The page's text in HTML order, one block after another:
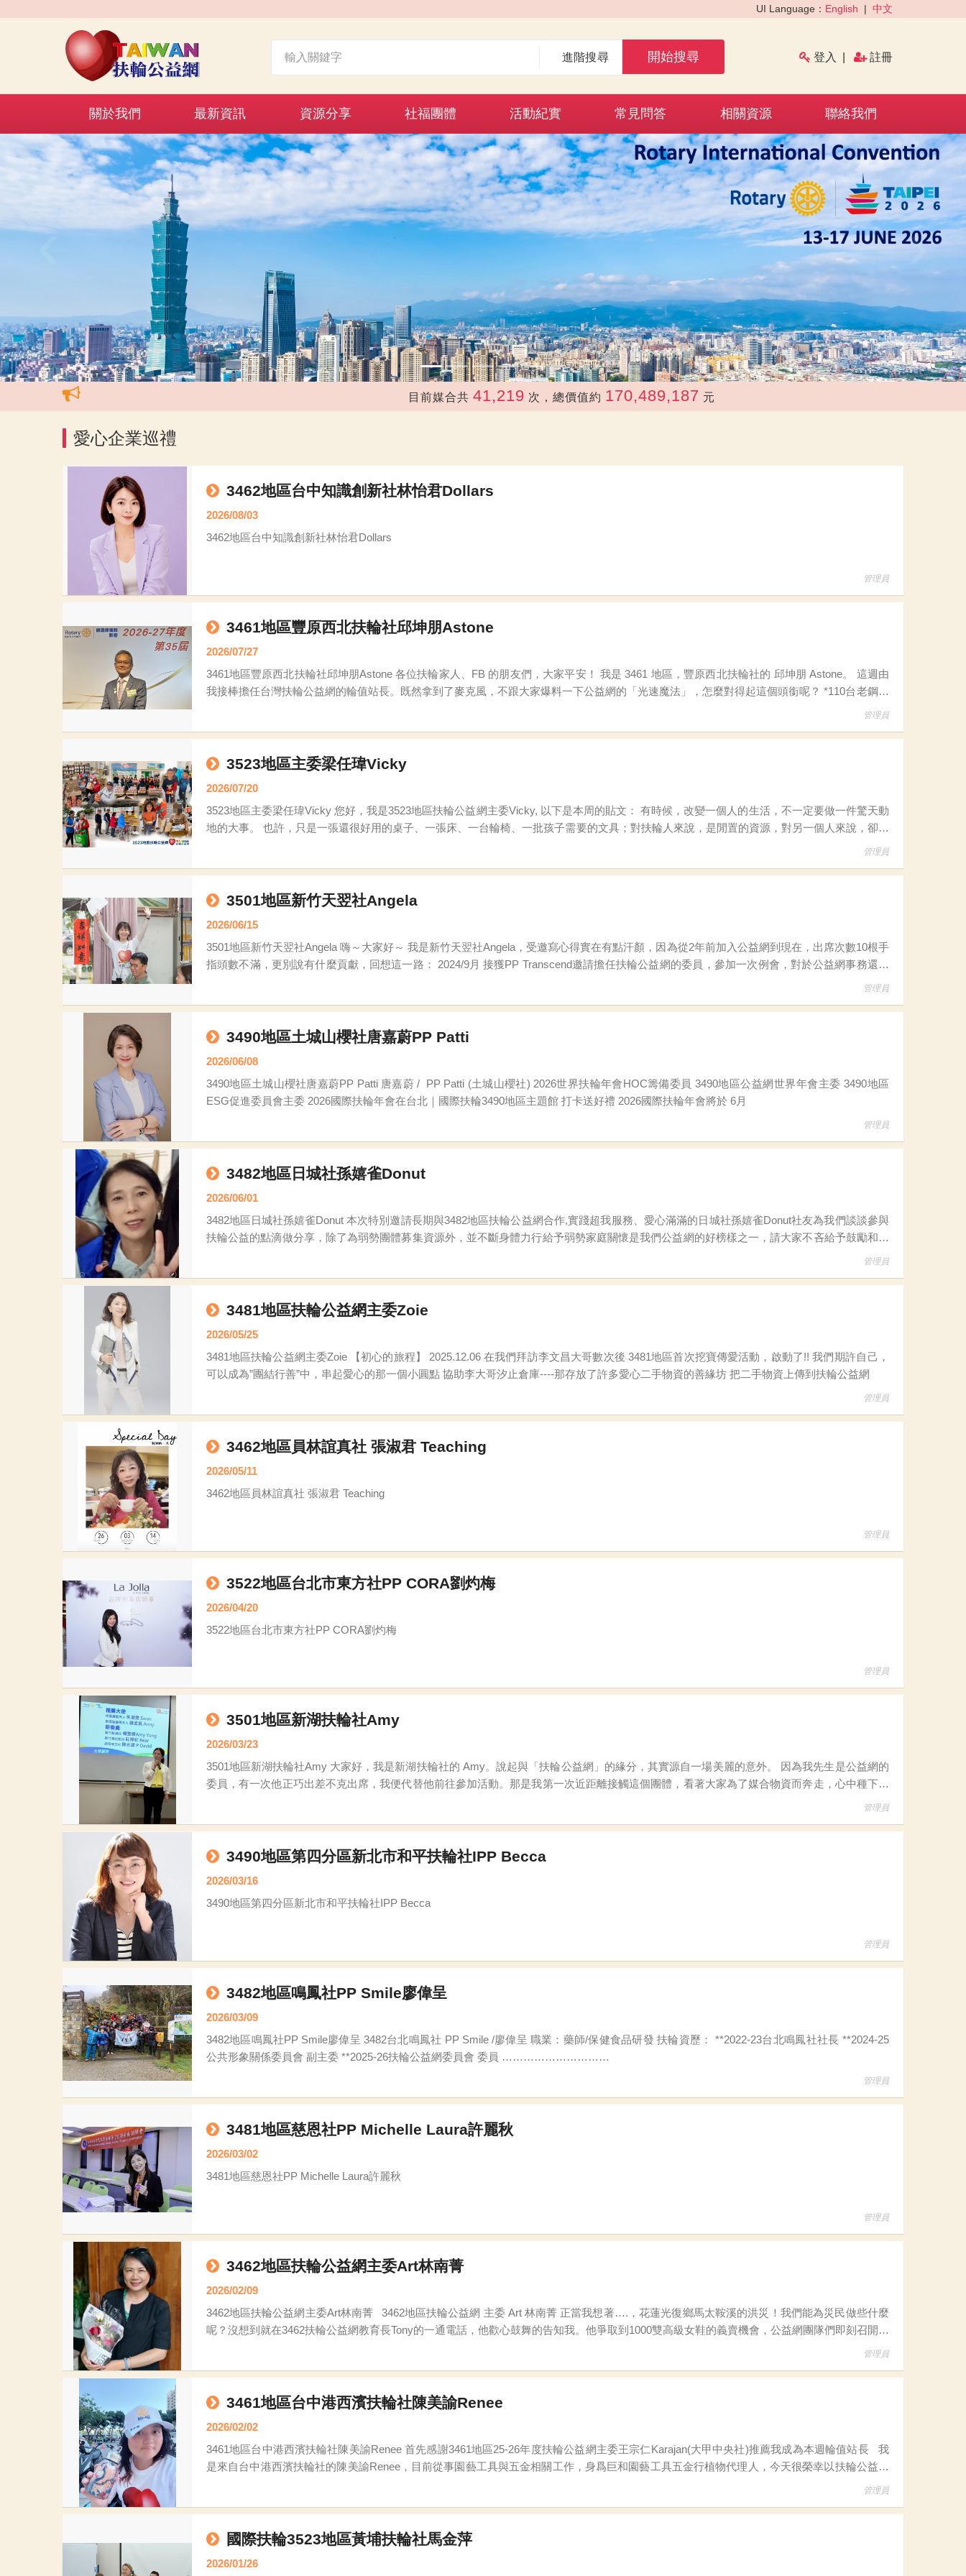
UI Language： English | 中文
進階搜尋 開始搜尋 登入 註冊
關於我們 最新資訊 資源分享 社福團體 活動紀實 常見問答 相關資源 聯絡我們
‹ ›
41,219 次，總價值約 170,489,187 元
愛心企業巡禮
3462地區台中知識創新社林怡君Dollars
2026/08/03
3462地區台中知識創新社林怡君Dollars
管理員
3461地區豐原西北扶輪社邱坤朋Astone
2026/07/27
3461地區豐原西北扶輪社邱坤朋Astone 各位扶輪家人、FB 的朋友們，大家平安！ 我是 3461 地區，豐原西北扶輪社的 邱坤朋 Astone。 這週由
我接棒擔任台灣扶輪公益網的輪值站長。既然拿到了麥克風，不跟大家爆料一下公益網的「光速魔法」，怎麼對得起這個頭銜呢？ *110台老鋼琴
管理員
3523地區主委梁任瑋Vicky
2026/07/20
3523地區主委梁任瑋Vicky 您好，我是3523地區扶輪公益網主委Vicky, 以下是本周的貼文： 有時候，改變一個人的生活，不一定要做一件驚天動
地的大事。 也許，只是一張還很好用的桌子、一張床、一台輪椅、一批孩子需要的文具；對扶輪人來說，是閒置的資源，對另一個人來說，卻可
管理員
3501地區新竹天翌社Angela
2026/06/15
3501地區新竹天翌社Angela 嗨～大家好～ 我是新竹天翌社Angela，受邀寫心得實在有點汗顏，因為從2年前加入公益網到現在，出席次數10根手
指頭數不滿，更別說有什麼貢獻，回想這一路： 2024/9月 接獲PP Transcend邀請擔任扶輪公益網的委員，參加一次例會，對於公益網事務還是
管理員
3490地區土城山櫻社唐嘉蔚PP Patti
2026/06/08
3490地區土城山櫻社唐嘉蔚PP Patti 唐嘉蔚 / PP Patti (土城山櫻社) 2026世界扶輪年會HOC籌備委員 3490地區公益網世界年會主委 3490地區
ESG促進委員會主委 2026國際扶輪年會在台北｜國際扶輪3490地區主題館 打卡送好禮 2026國際扶輪年會將於 6月
管理員
3482地區日城社孫嬉雀Donut
2026/06/01
3482地區日城社孫嬉雀Donut 本次特別邀請長期與3482地區扶輪公益網合作,實踐超我服務、愛心滿滿的日城社孫嬉雀Donut社友為我們談談參與
扶輪公益的點滴做分享，除了為弱勢團體募集資源外，並不斷身體力行給予弱勢家庭關懷是我們公益網的好榜樣之一，請大家不吝給予鼓勵和支
管理員
3481地區扶輪公益網主委Zoie
2026/05/25
3481地區扶輪公益網主委Zoie 【初心的旅程】 2025.12.06 在我們拜訪李文昌大哥數次後 3481地區首次挖寶傳愛活動，啟動了!! 我們期許自己，
可以成為”團結行善”中，串起愛心的那一個小圓點 協助李大哥汐止倉庫----那存放了許多愛心二手物資的善緣坊 把二手物資上傳到扶輪公益網
管理員
3462地區員林誼真社 張淑君 Teaching
2026/05/11
3462地區員林誼真社 張淑君 Teaching
管理員
3522地區台北市東方社PP CORA劉灼梅
2026/04/20
3522地區台北市東方社PP CORA劉灼梅
管理員
3501地區新湖扶輪社Amy
2026/03/23
3501地區新湖扶輪社Amy 大家好，我是新湖扶輪社的 Amy。說起與「扶輪公益網」的緣分，其實源自一場美麗的意外。 因為我先生是公益網的
委員，有一次他正巧出差不克出席，我便代替他前往參加活動。那是我第一次近距離接觸這個團體，看著大家為了媒合物資而奔走，心中種下了
管理員
3490地區第四分區新北市和平扶輪社IPP Becca
2026/03/16
3490地區第四分區新北市和平扶輪社IPP Becca
管理員
3482地區鳴鳳社PP Smile廖偉呈
2026/03/09
3482地區鳴鳳社PP Smile廖偉呈 3482台北鳴鳳社 PP Smile /廖偉呈 職業：藥師/保健食品研發 扶輪資歷： **2022-23台北鳴鳳社社長 **2024-25
公共形象關係委員會 副主委 **2025-26扶輪公益網委員會 委員 …………………………
管理員
3481地區慈恩社PP Michelle Laura許麗秋
2026/03/02
3481地區慈恩社PP Michelle Laura許麗秋
管理員
3462地區扶輪公益網主委Art林南菁
2026/02/09
3462地區扶輪公益網主委Art林南菁 3462地區扶輪公益網 主委 Art 林南菁 正當我想著….，花蓮光復鄉馬太鞍溪的洪災！我們能為災民做些什麼
呢？沒想到就在3462扶輪公益網教育長Tony的一通電話，他歡心鼓舞的告知我。他爭取到1000雙高級女鞋的義賣機會，公益網團隊們即刻召開會
管理員
3461地區台中港西濱扶輪社陳美諭Renee
2026/02/02
3461地區台中港西濱扶輪社陳美諭Renee 首先感謝3461地區25-26年度扶輪公益網主委王宗仁Karajan(大甲中央社)推薦我成為本週輪值站長 我
是來自台中港西濱扶輪社的陳美諭Renee，目前從事園藝工具與五金相關工作，身爲巨和園藝工具五金行植物代理人，今天很榮幸以扶輪公益網
管理員
國際扶輪3523地區黃埔扶輪社馬金萍
2026/01/26